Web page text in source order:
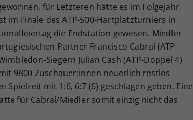
für Letzteren hätte es im Folgejahr
im Finale des ATP-500-Hartplatzturniers in
die Endstation gewesen. Miedler
Partner Francisco Cabral (ATP-
Siegern Julian Cash (ATP-Doppel 4)
9800 Zuschauer:innen neuerlich restlos
mit 1:6, 6:7 (6) geschlagen geben. Eine
für Cabral/Miedler somit einzig nicht das